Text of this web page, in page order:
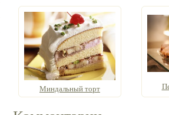
Миндальный торт